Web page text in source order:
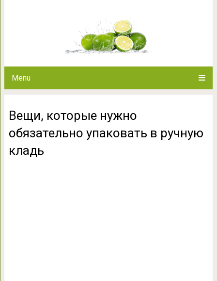
Menu
Вещи, которые нужно
обязательно упаковать в ручную
кладь